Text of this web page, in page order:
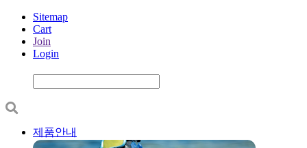
Sitemap
Cart
Join
Login
제품안내